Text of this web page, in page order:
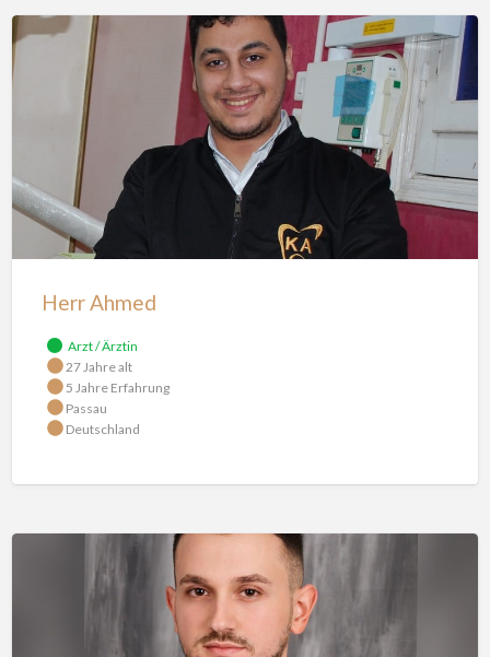
Herr
Ahmed
Herr Ahmed
Arzt / Ärztin
27 Jahre alt
5 Jahre Erfahrung
Passau
Deutschland